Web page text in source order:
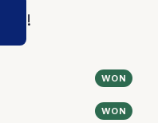
!
WON
WON